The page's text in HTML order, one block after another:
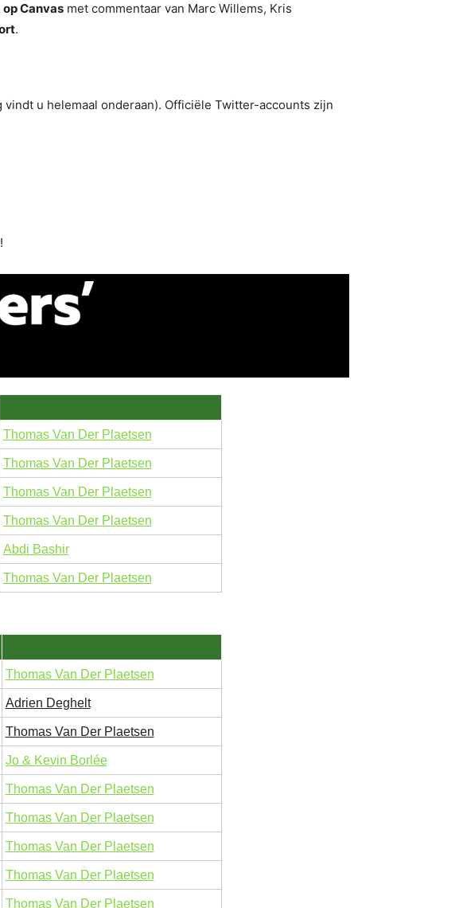
Canvas met commentaar van Marc Willems, Kris
.
vindt u helemaal onderaan). Officiële Twitter-accounts zijn
Thomas Van Der Plaetsen
Thomas Van Der Plaetsen
Thomas Van Der Plaetsen
Thomas Van Der Plaetsen
Abdi Bashir
Thomas Van Der Plaetsen
Thomas Van Der Plaetsen
Adrien Deghelt
Thomas Van Der Plaetsen
Jo & Kevin Borlée
Thomas Van Der Plaetsen
Thomas Van Der Plaetsen
Thomas Van Der Plaetsen
Thomas Van Der Plaetsen
Thomas Van Der Plaetsen